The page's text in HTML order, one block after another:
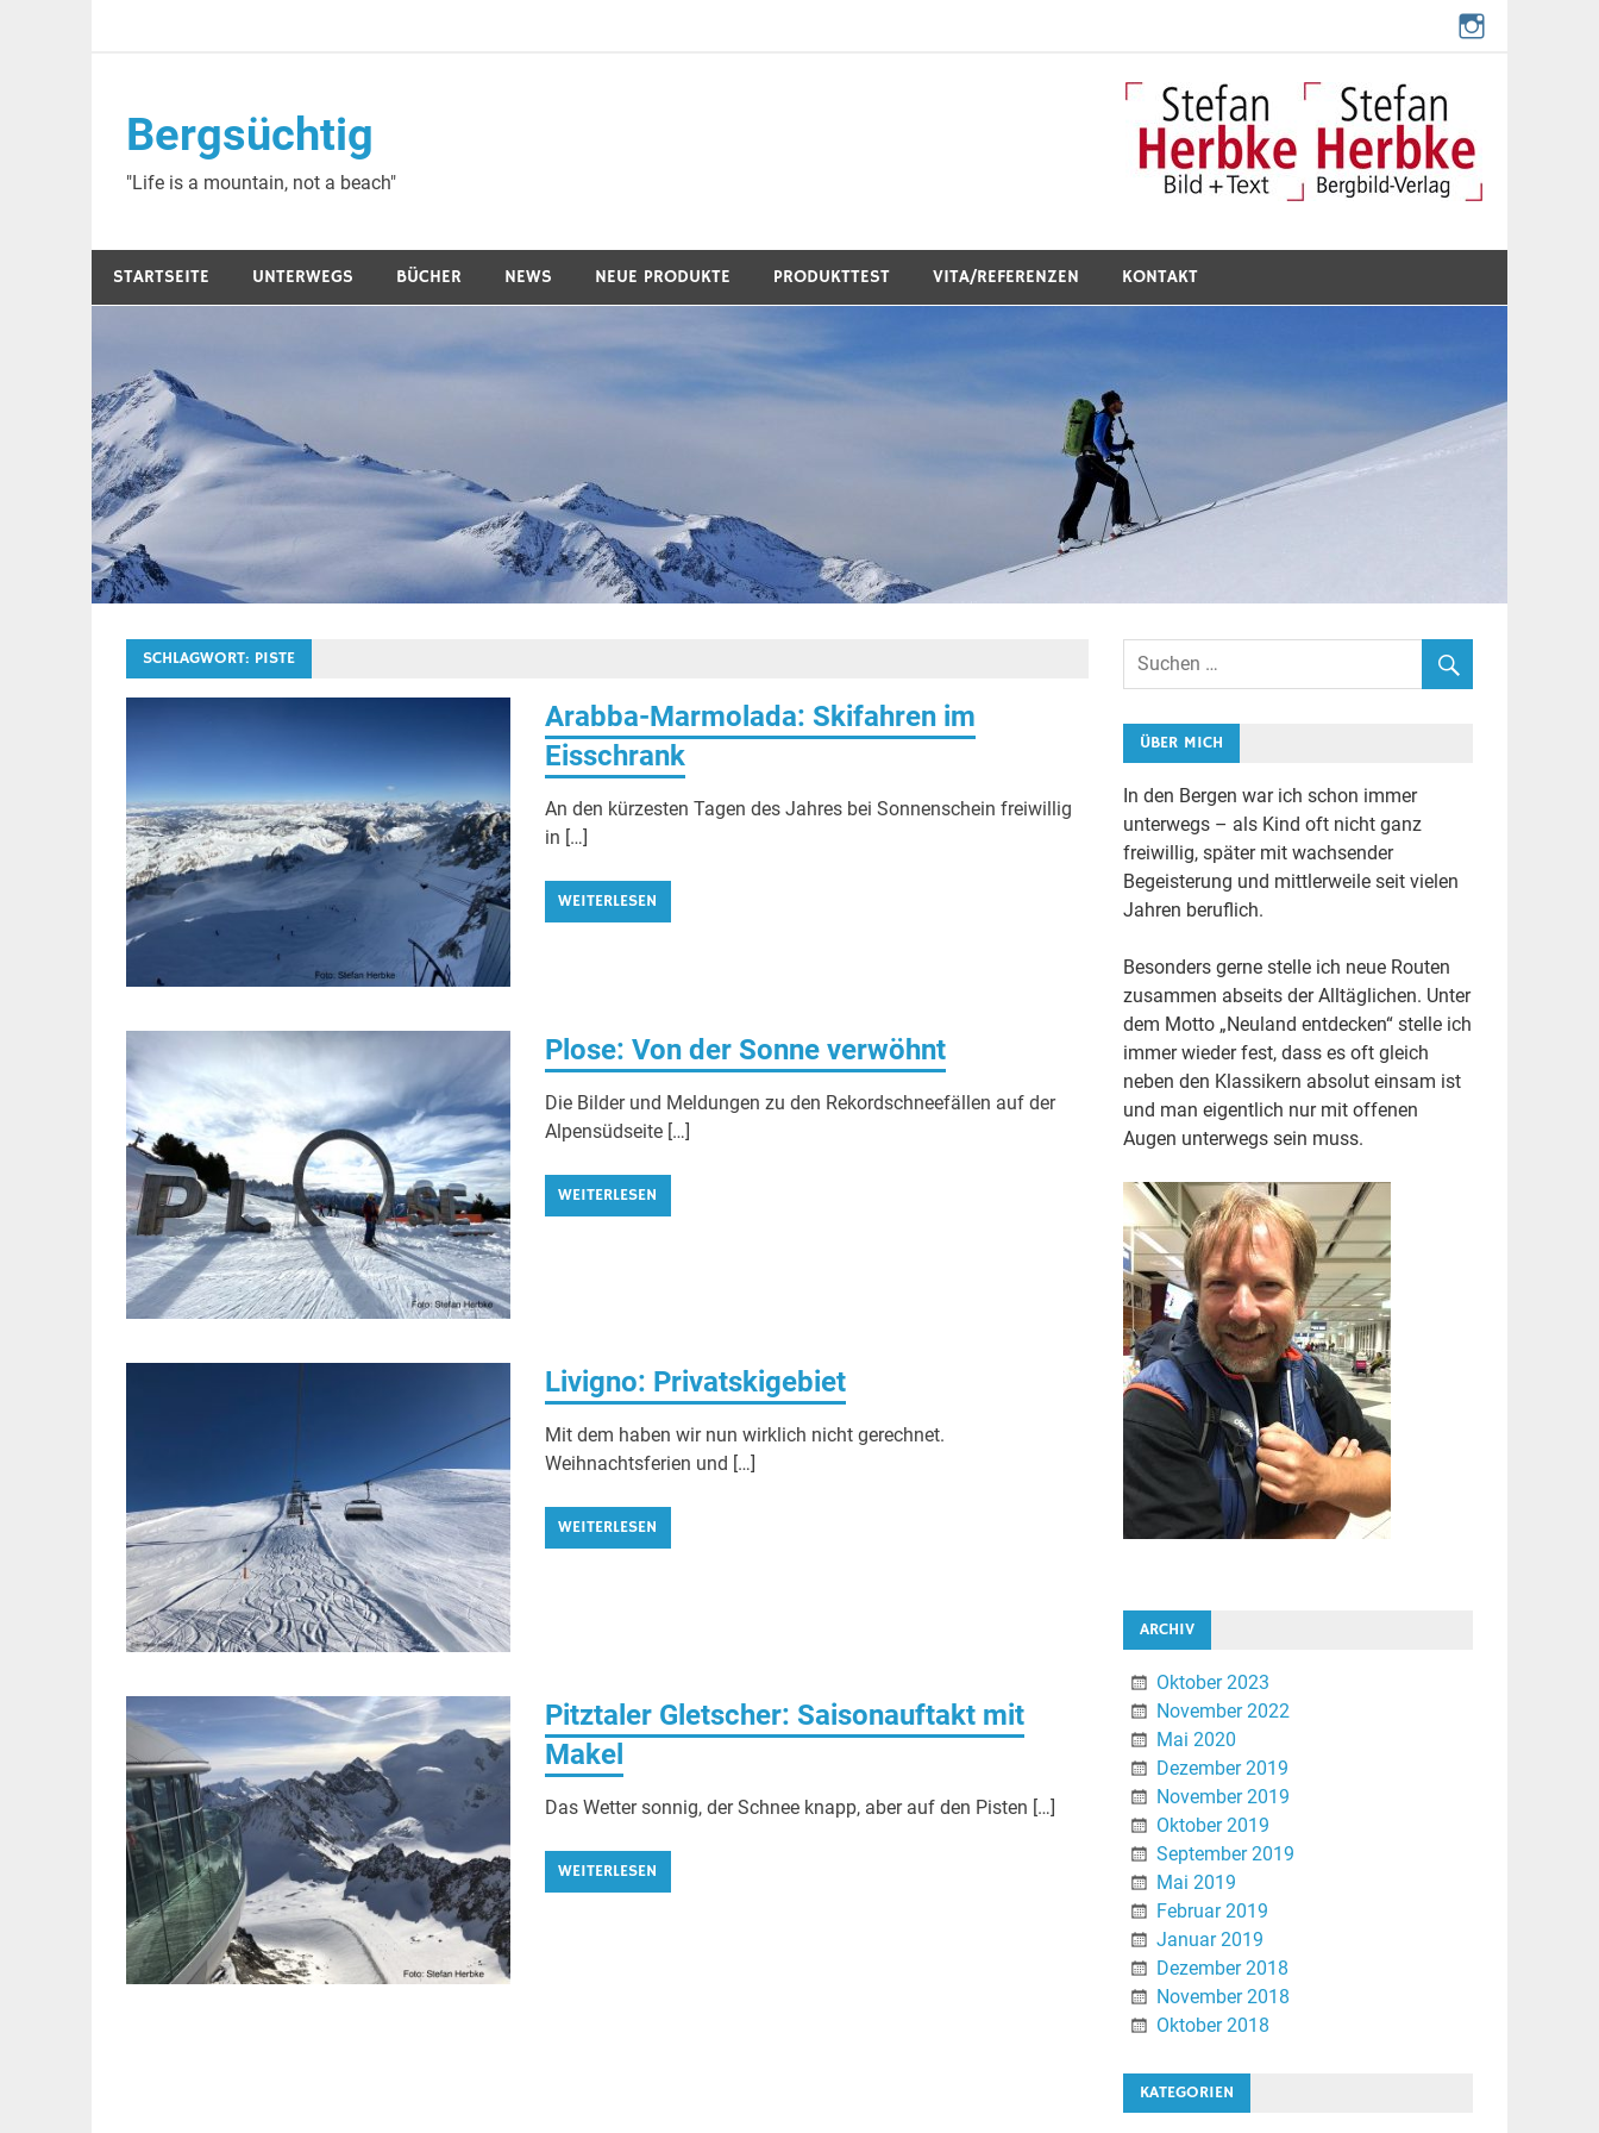
Bergsüchtig
"Life is a mountain, not a beach"
STARTSEITE UNTERWEGS BÜCHER NEWS NEUE PRODUKTE PRODUKTTEST VITA/REFERENZEN KONTAKT
SCHLAGWORT: PISTE
Arabba-Marmolada: Skifahren im
Eisschrank
An den kürzesten Tagen des Jahres bei Sonnenschein freiwillig
in […]
WEITERLESEN
Plose: Von der Sonne verwöhnt
Die Bilder und Meldungen zu den Rekordschneefällen auf der
Alpensüdseite […]
WEITERLESEN
Livigno: Privatskigebiet
Mit dem haben wir nun wirklich nicht gerechnet.
Weihnachtsferien und […]
WEITERLESEN
Pitztaler Gletscher: Saisonauftakt mit
Makel
Das Wetter sonnig, der Schnee knapp, aber auf den Pisten […]
WEITERLESEN
ÜBER MICH
In den Bergen war ich schon immer
unterwegs – als Kind oft nicht ganz
freiwillig, später mit wachsender
Begeisterung und mittlerweile seit vielen
Jahren beruflich.
Besonders gerne stelle ich neue Routen
zusammen abseits der Alltäglichen. Unter
dem Motto „Neuland entdecken“ stelle ich
immer wieder fest, dass es oft gleich
neben den Klassikern absolut einsam ist
und man eigentlich nur mit offenen
Augen unterwegs sein muss.
ARCHIV
Oktober 2023
November 2022
Mai 2020
Dezember 2019
November 2019
Oktober 2019
September 2019
Mai 2019
Februar 2019
Januar 2019
Dezember 2018
November 2018
Oktober 2018
KATEGORIEN